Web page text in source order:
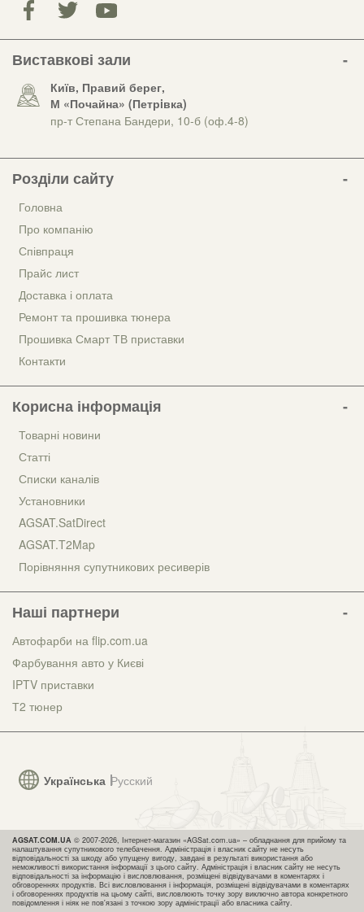
Виставкові зали
Київ, Правий берег,
М «Почайна» (Петрiвка)
пр-т Степана Бандери, 10-б (оф.4-8)
Українська Русский
Розділи сайту
Головна
Про компанію
Співпраця
Прайс лист
Доставка і оплата
Ремонт та прошивка тюнера
Прошивка Смарт ТВ приставки
Контакти
Корисна інформація
Товарні новини
Статті
Списки каналів
Установники
AGSAT.SatDirect
AGSAT.T2Map
Порівняння супутникових ресиверів
Наші партнери
Автофарби на flip.com.ua
Фарбування авто у Києві
IPTV приставки
Т2 тюнер
AGSAT.COM.UA © 2007-2026, Інтернет-магазин «AGSat.com.ua» – обладнання для прийому та
налаштування супутникового телебачення. Адміністрація і власник сайту не несуть
відповідальності за шкоду або упущену вигоду, завдані в результаті використання або
неможливості використання інформації з цього сайту. Адміністрація і власник сайту не несуть
відповідальності за інформацію і висловлювання, розміщені відвідувачами в коментарях і
обговореннях продуктів. Всі висловлювання і інформація, розміщені відвідувачами в коментарях
і обговореннях продуктів на цьому сайті, висловлюють точку зору виключно автора конкретного
повідомлення і ніяк не пов'язані з точкою зору адміністрації або власника сайту.